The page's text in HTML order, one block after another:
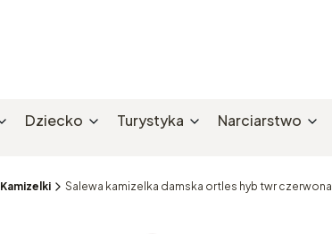
Dziecko Turystyka Narciarstwo
Kamizelki Salewa kamizelka damska ortles hyb twr czerwona